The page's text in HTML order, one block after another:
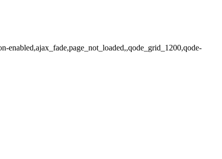
enabled,ajax_fade,page_not_loaded,,qode_grid_1200,qode-